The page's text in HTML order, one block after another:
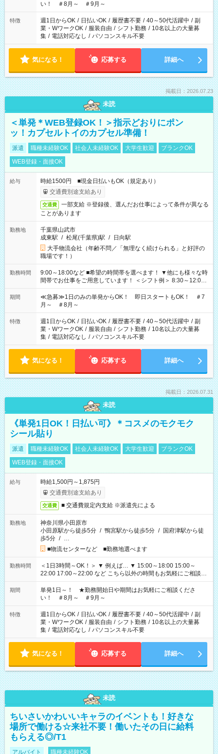
い！ ＃8月～ ＃9月～
特徴 週1日からOK / 日払いOK / 履歴書不要 / 40～50代活躍中 / 副
業・WワークOK / 服装自由 / シフト勤務 / 10名以上の大量募
集 / 電話対応なし / パソコンスキル不要
気になる！ 応募する 詳細へ
掲載日：2026.07.23
未読
＜単発＊WEB登録OK！＞指示どおりにポン
ッ！カプセルトイのカプセル準備！
派遣 職種未経験OK 社会人未経験OK 大学生歓迎
ブランクOK
WEB登録・面接OK
給与
時給1500円 ■現金日払いもOK（規定あり）
交通費別途支給あり
交通費
一部支給 ※登録後、選んだお仕事によって条件が異なる
ことがあります
勤務地
千葉県山武市
成東駅 / 松尾(千葉県)駅 / 日向駅
大手物流会社（年齢不問／「無理なく続けられる」と好評の
職場です！）
勤務時間
9:00～18:00など ■希望の時間帯を選べます！ ▼他にも様々な時
間帯でお仕事をご用意しています！ ＜シフト例＞ 8:30～12:00
17:00～22:00 13:00～22:00 22:00～翌6:00 など
期間
≪急募≫1日のみの単発からOK！ 即日スタートもOK！ ＃7
月～ ＃8月～
特徴 週1日からOK / 日払いOK / 履歴書不要 / 40～50代活躍中 / 副
業・WワークOK / 服装自由 / シフト勤務 / 10名以上の大量募
集 / 電話対応なし / パソコンスキル不要
気になる！ 応募する 詳細へ
掲載日：2026.07.31
未読
《単発1日OK！日払い可》＊コスメのモクモク
シール貼り
派遣 職種未経験OK 社会人未経験OK 大学生歓迎
ブランクOK
WEB登録・面接OK
給与
時給1,500円～1,875円
交通費別途支給あり
交通費 ■ 交通費規定内支給 ※派遣先による
勤務地
神奈川県小田原市
小田原駅から徒歩5分 / 鴨宮駅から徒歩5分 / 国府津駅から徒
歩5分 / …
■物流センターなど ■勤務地選べます
勤務時間
＜1日3時間～OK！＞ ▼ 例えば… ▼ 15:00～18:00 15:00～
22:00 17:00～22:00 など こちら以外の時間もお気軽にご相談く
ださい！
期間
単発1日～！ ★勤務開始日や期間はお気軽にご相談くださ
い！ ＃8月～ ＃9月～
特徴 週1日からOK / 日払いOK / 履歴書不要 / 40～50代活躍中 / 副
業・WワークOK / 服装自由 / シフト勤務 / 10名以上の大量募
集 / 電話対応なし / パソコンスキル不要
気になる！ 応募する 詳細へ
未読
ちいさいかわいいキャラのイベントも！好きな
場所で働ける☆来社不要！働いたその日に給料
もらえる◎/T1
アルバイト 職種未経験OK